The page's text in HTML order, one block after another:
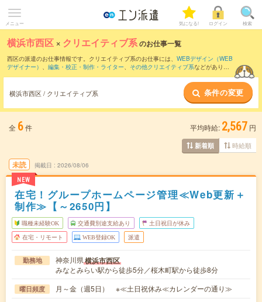
メニュー 気になる! ログイン 検索
横浜市西区 × クリエイティブ系のお仕事一覧
西区の派遣のお仕事情報です。クリエイティブ系のお仕事には、 WEBデザイン（WEB
デザイナー） 、 編集・校正・制作・ライター、 その他クリエイティブ系などがありま
横浜市西区 / クリエイティブ系 条件の変更
全 6件 平均時給: 2,567 円
新着順 時給順
未読
NEW
掲載日 2026/08/06
在宅！グループホームページ管理≪Web更新＋
制作≫【～2650円】
職種未経験OK 交通費別途支給あり 土日祝日が休み
在宅・リモート WEB登録OK 派遣
勤務地 神奈川県横浜市西区
みなとみらい駅から徒歩5分／桜木町駅から徒歩8分
曜日頻度 月～金（週5日） ※≪土日祝休み≪カレンダーの通り≫